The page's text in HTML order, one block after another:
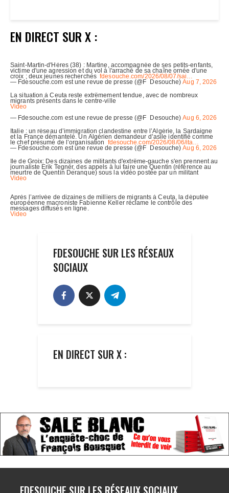
EN DIRECT SUR X :
FDESOUCHE SUR LES RÉSEAUX
SOCIAUX
EN DIRECT SUR X :